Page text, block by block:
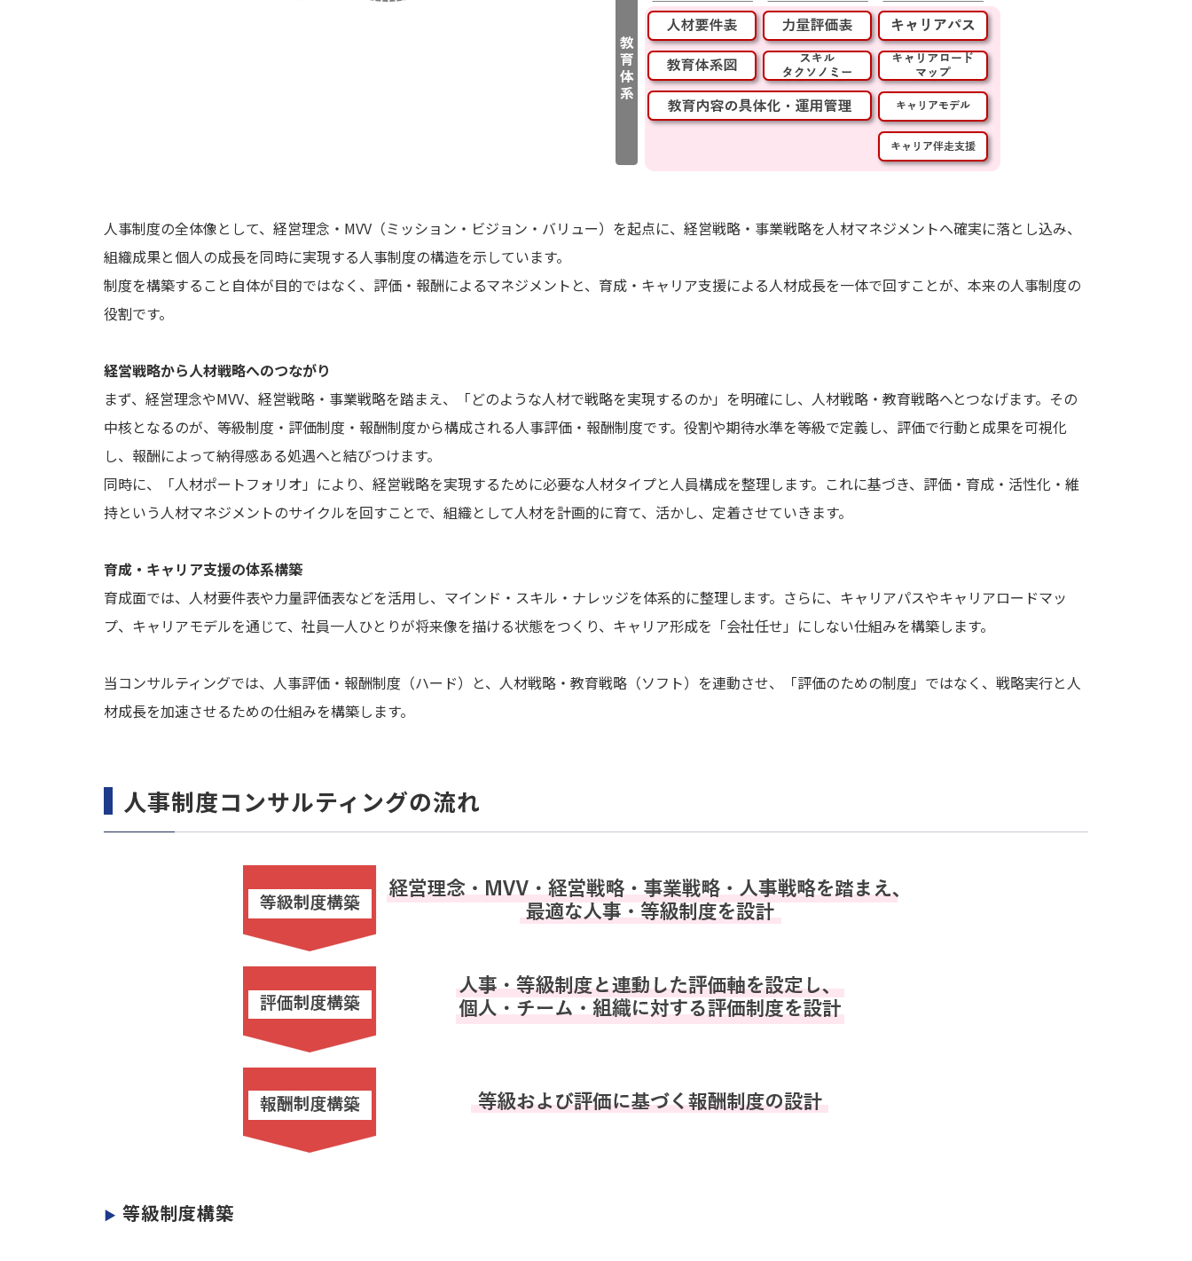
人事制度の全体像として、経営理念・MVV（ミッション・ビジョン・バリュー）を起点に、経営戦略・事業戦略を人材マネジメントへ確実に落とし込み、
組織成果と個人の成長を同時に実現する人事制度の構造を示しています。
制度を構築すること自体が目的ではなく、評価・報酬によるマネジメントと、育成・キャリア支援による人材成長を一体で回すことが、本来の人事制度の
役割です。
経営戦略から人材戦略へのつながり
まず、経営理念やMVV、経営戦略・事業戦略を踏まえ、「どのような人材で戦略を実現するのか」を明確にし、人材戦略・教育戦略へとつなげます。その
中核となるのが、等級制度・評価制度・報酬制度から構成される人事評価・報酬制度です。役割や期待水準を等級で定義し、評価で行動と成果を可視化
し、報酬によって納得感ある処遇へと結びつけます。
同時に、「人材ポートフォリオ」により、経営戦略を実現するために必要な人材タイプと人員構成を整理します。これに基づき、評価・育成・活性化・維
持という人材マネジメントのサイクルを回すことで、組織として人材を計画的に育て、活かし、定着させていきます。
育成・キャリア支援の体系構築
育成面では、人材要件表や力量評価表などを活用し、マインド・スキル・ナレッジを体系的に整理します。さらに、キャリアパスやキャリアロードマッ
プ、キャリアモデルを通じて、社員一人ひとりが将来像を描ける状態をつくり、キャリア形成を「会社任せ」にしない仕組みを構築します。
当コンサルティングでは、人事評価・報酬制度（ハード）と、人材戦略・教育戦略（ソフト）を連動させ、「評価のための制度」ではなく、戦略実行と人
材成長を加速させるための仕組みを構築します。
人事制度コンサルティングの流れ
▶ 等級制度構築